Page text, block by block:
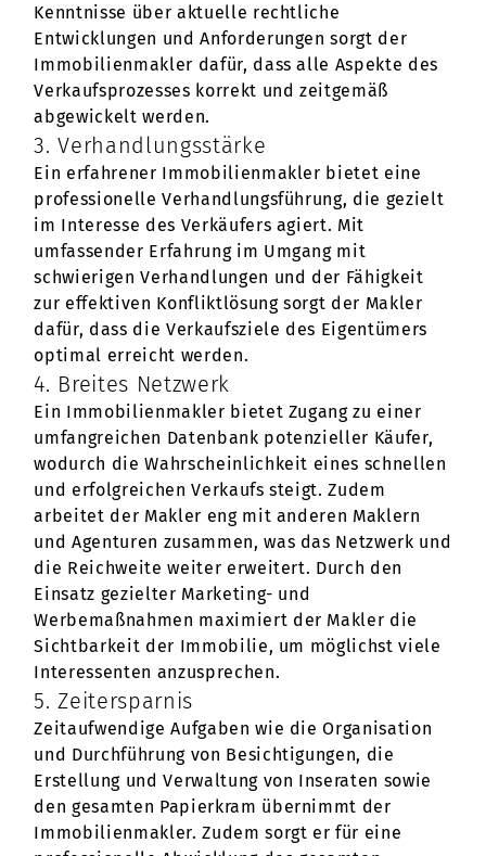
Kenntnisse über aktuelle rechtliche
Entwicklungen und Anforderungen sorgt der
Immobilienmakler dafür, dass alle Aspekte des
Verkaufsprozesses korrekt und zeitgemäß
abgewickelt werden.
3. Verhandlungsstärke
Ein erfahrener Immobilienmakler bietet eine
professionelle Verhandlungsführung, die gezielt
im Interesse des Verkäufers agiert. Mit
umfassender Erfahrung im Umgang mit
schwierigen Verhandlungen und der Fähigkeit
zur effektiven Konfliktlösung sorgt der Makler
dafür, dass die Verkaufsziele des Eigentümers
optimal erreicht werden.
4. Breites Netzwerk
Ein Immobilienmakler bietet Zugang zu einer
umfangreichen Datenbank potenzieller Käufer,
wodurch die Wahrscheinlichkeit eines schnellen
und erfolgreichen Verkaufs steigt. Zudem
arbeitet der Makler eng mit anderen Maklern
und Agenturen zusammen, was das Netzwerk und
die Reichweite weiter erweitert. Durch den
Einsatz gezielter Marketing- und
Werbemaßnahmen maximiert der Makler die
Sichtbarkeit der Immobilie, um möglichst viele
Interessenten anzusprechen.
5. Zeitersparnis
Zeitaufwendige Aufgaben wie die Organisation
und Durchführung von Besichtigungen, die
Erstellung und Verwaltung von Inseraten sowie
den gesamten Papierkram übernimmt der
Immobilienmakler. Zudem sorgt er für eine